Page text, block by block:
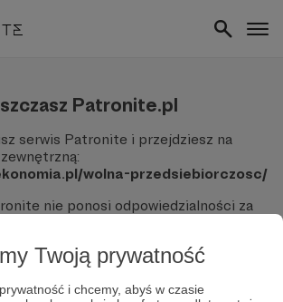
Twoją prywatność
i chcemy, abyś w czasie
Patronite.pl
serwis Patronite i przejdziesz na
wolna-przedsiebiorczosc/
nie ponosi odpowiedzialności za
danych logowania ani informacji
podjerzanych stronach.
adres URL, zanim klikniesz przycisk